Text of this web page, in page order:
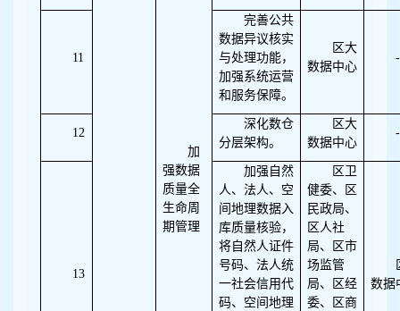
加
强数据
质量全
生命周
期管理
11
完善公共
数据异议核实
与处理功能，
加强系统运营
和服务保障。
区大
数据中心
-
12
深化数仓
分层架构。
区大
数据中心
-
13
加强自然
人、法人、空
间地理数据入
库质量核验，
将自然人证件
号码、法人统
一社会信用代
码、空间地理
区卫
健委、区
民政局、
区人社
局、区市
场监管
局、区经
委、区商
数据